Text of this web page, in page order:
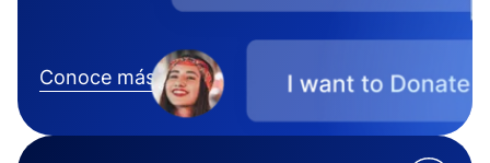
Conoce más